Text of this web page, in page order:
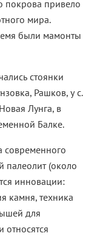
привело
мира.
были мамонты
стоянки
Рашков, у с.
Лунга, в
Балке.
современного
палеолит (около
инновации:
камня, техника
для
относятся